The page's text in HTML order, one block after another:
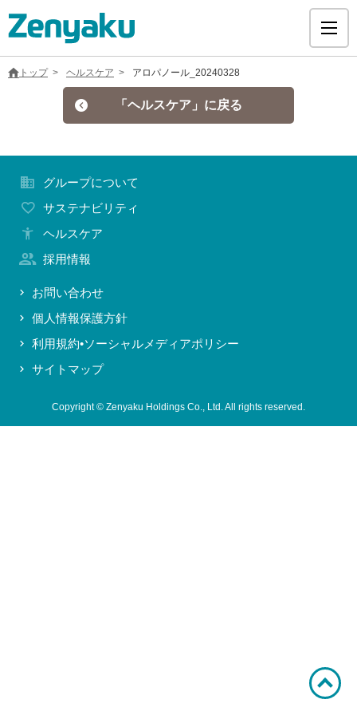
ヘルスケア
採用情報
お問い合わせ
トップ ヘルスケア アロパノール_20240328
「ヘルスケア」に戻る
グループについて
サステナビリティ
ヘルスケア
採用情報
お問い合わせ
個人情報保護方針
利用規約•ソーシャルメディアポリシー
サイトマップ
Copyright © Zenyaku Holdings Co., Ltd. All rights reserved.